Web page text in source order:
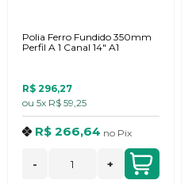
Polia Ferro Fundido 350mm
Perfil A 1 Canal 14" A1
R$ 296,27
ou 5x R$ 59,25
R$ 266,64 no Pix
- +